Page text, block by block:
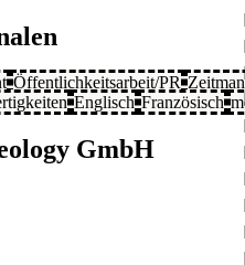
Öffentlichkeitsarbeit/PR
Englisch Französisch
GmbH